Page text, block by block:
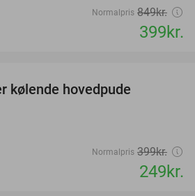
Normalpris 849kr.
399kr.
kølende hovedpude
Normalpris 399kr.
249kr.